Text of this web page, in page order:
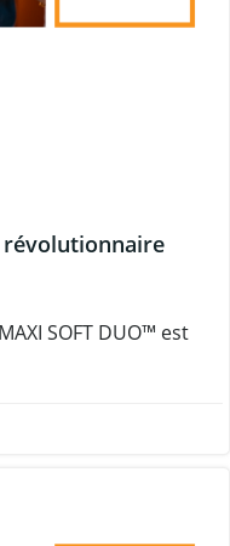
révolutionnaire
SOFT DUO™ est